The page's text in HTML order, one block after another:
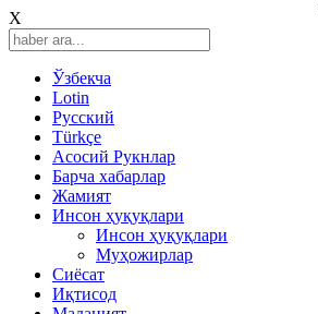
X
Ўзбекча
Lotin
Русский
Türkçe
Асосий Рукнлар
Барча хабарлар
Жамият
Инсон ҳуқуқлари
Инсон ҳуқуқлари
Муҳожирлар
Сиёсат
Иқтисод